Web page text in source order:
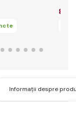
827
Informații despre